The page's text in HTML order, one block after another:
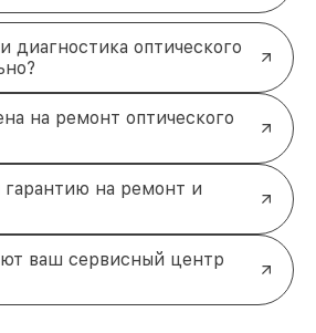
диагностика оптического
на ремонт оптического
на ремонт и
ваш сервисный центр